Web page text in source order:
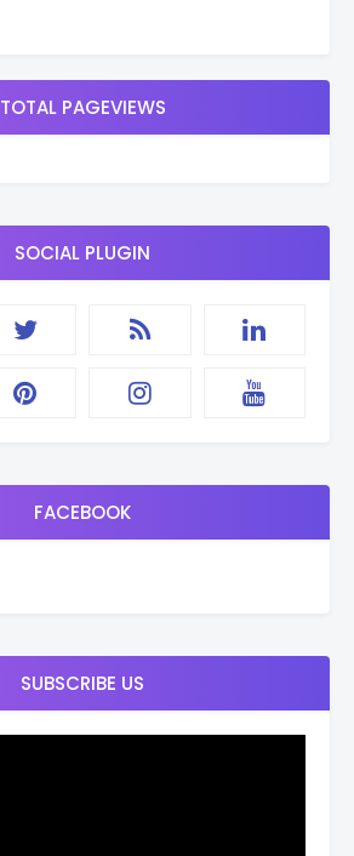
TOTAL PAGEVIEWS
SOCIAL PLUGIN
FACEBOOK
SUBSCRIBE US